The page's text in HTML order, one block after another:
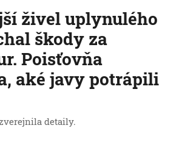
živel uplynulého
škody za
Poisťovňa
aké javy potrápili
detaily.